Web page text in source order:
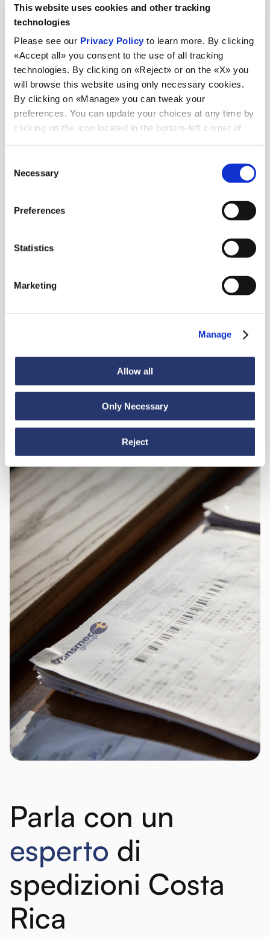
This website uses cookies and other tracking
technologies
Please see our Privacy Policy to learn more. By clicking
«Accept all» you consent to the use of all tracking
technologies. By clicking on «Reject» or on the «X» you
will browse this website using only necessary cookies.
By clicking on «Manage» you can tweak your
preferences. You can update your choices at any time by
clicking on the icon located in the bottom-left corner of
Selection
Necessary
Preferences
Statistics
Marketing
Manage
Allow all
Only Necessary
Reject
Transmec
01
Magazzino doganale di proprietà per deposito merci
allo stato estero
02 Pratiche doganali e deposito IVA
Gestione merci speciali: merci deperibili, merci
Assistenza e consulenza madrelingua dall'origine della
spedizione fino a destinazione
Parla con un
esperto di
spedizioni Costa
Rica